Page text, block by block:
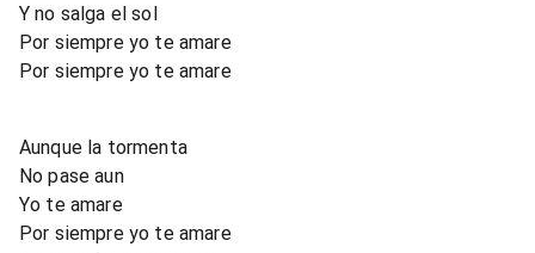
Y no salga el sol
Por siempre yo te amare
Por siempre yo te amare
Aunque la tormenta
No pase aun
Yo te amare
Por siempre yo te amare